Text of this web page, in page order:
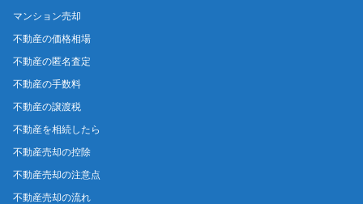
マンション売却
不動産の価格相場
不動産の匿名査定
不動産の手数料
不動産の譲渡税
不動産を相続したら
不動産売却の控除
不動産売却の注意点
不動産売却の流れ